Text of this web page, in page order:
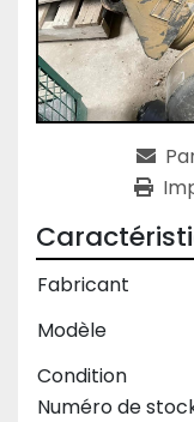
Fabricant
Modèle
Condition
Numéro de